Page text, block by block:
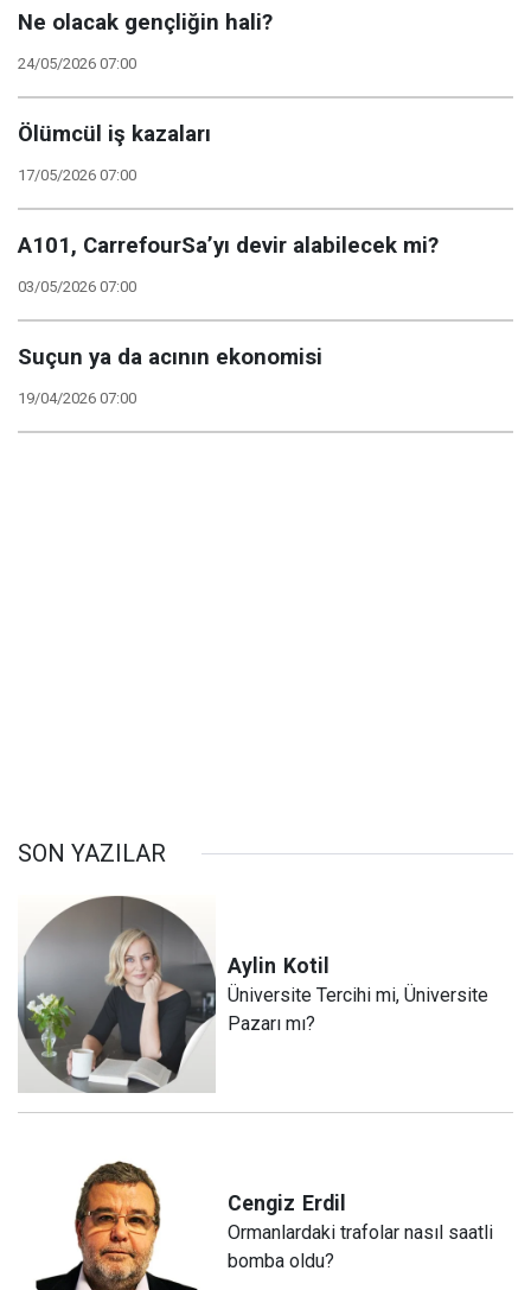
Ne olacak gençliğin hali?
24/05/2026 07:00
Ölümcül iş kazaları
17/05/2026 07:00
A101, CarrefourSa’yı devir alabilecek mi?
03/05/2026 07:00
Suçun ya da acının ekonomisi
19/04/2026 07:00
SON YAZILAR
Aylin Kotil
Üniversite Tercihi mi, Üniversite
Pazarı mı?
Cengiz Erdil
Ormanlardaki trafolar nasıl saatli
bomba oldu?